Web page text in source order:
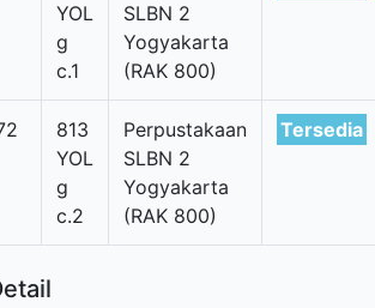
YOL
g
c.1
SLBN 2
Yogyakarta
(RAK 800)
813
YOL
g
c.2
Perpustakaan
SLBN 2
Yogyakarta
(RAK 800)
Tersedia